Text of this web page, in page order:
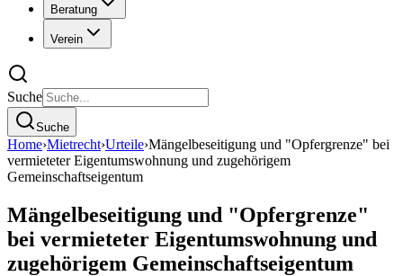
Beratung
Verein
Suche
Suche
Home›Mietrecht›Urteile›Mängelbeseitigung und "Opfergrenze" bei
vermieteter Eigentumswohnung und zugehörigem
Gemeinschaftseigentum
Mängelbeseitigung und "Opfergrenze"
bei vermieteter Eigentumswohnung und
zugehörigem Gemeinschaftseigentum